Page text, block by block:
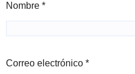
Nombre *
Correo electrónico *